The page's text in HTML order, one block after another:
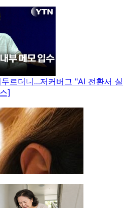
르더니...저커버그 "AI 전환서 실
]